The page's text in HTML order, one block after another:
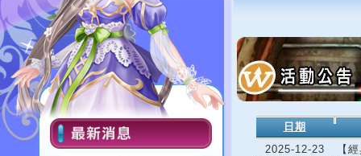
日期
2025-12-23
【